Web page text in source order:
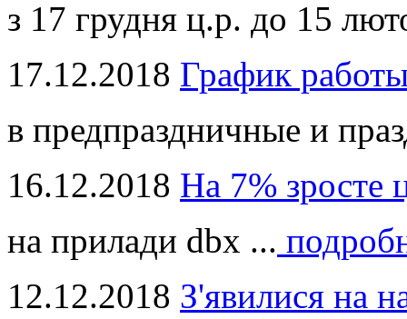
з 17 грудня ц.р. до 15
17.12.2018 График
в предпраздничные и
16.12.2018 На 7% зросте
на прилади dbx ...
12.12.2018 З'явилися на